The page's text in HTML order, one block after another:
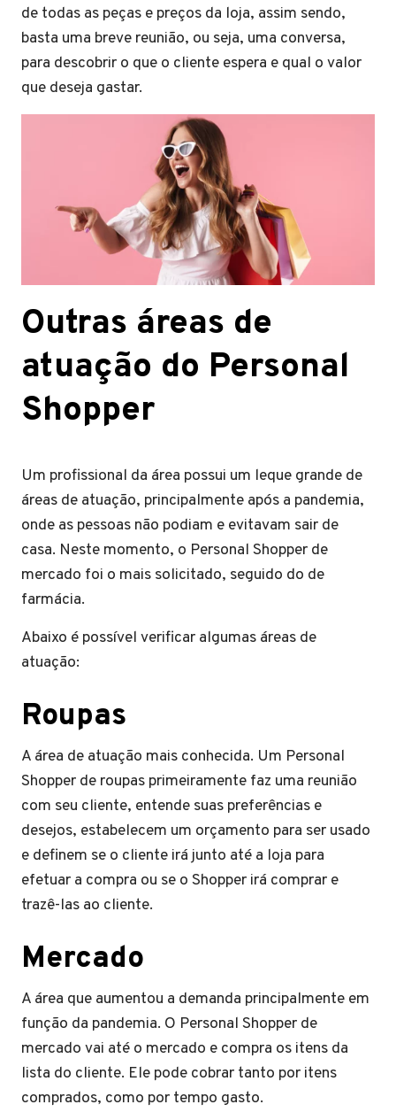
de todas as peças e preços da loja, assim sendo,
basta uma breve reunião, ou seja, uma conversa,
para descobrir o que o cliente espera e qual o valor
que deseja gastar.
Outras áreas de
atuação do Personal
Shopper
Um profissional da área possui um leque grande de
áreas de atuação, principalmente após a pandemia,
onde as pessoas não podiam e evitavam sair de
casa. Neste momento, o Personal Shopper de
mercado foi o mais solicitado, seguido do de
farmácia.
Abaixo é possível verificar algumas áreas de
atuação:
Roupas
A área de atuação mais conhecida. Um Personal
Shopper de roupas primeiramente faz uma reunião
com seu cliente, entende suas preferências e
desejos, estabelecem um orçamento para ser usado
e definem se o cliente irá junto até a loja para
efetuar a compra ou se o Shopper irá comprar e
trazê-las ao cliente.
Mercado
A área que aumentou a demanda principalmente em
função da pandemia. O Personal Shopper de
mercado vai até o mercado e compra os itens da
lista do cliente. Ele pode cobrar tanto por itens
comprados, como por tempo gasto.